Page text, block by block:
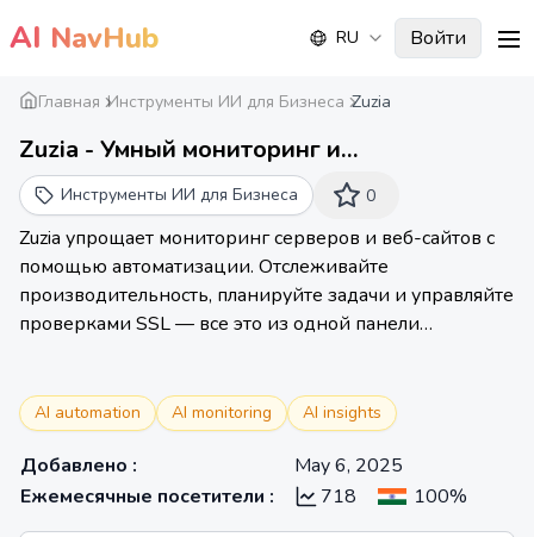
AI NavHub RU Войти
Главная Инструменты ИИ для Бизнеса Zuzia
Zuzia - Умный мониторинг и
автоматизация для серверов и веб-сайтов
Инструменты ИИ для Бизнеса 0
Zuzia упрощает мониторинг серверов и веб-сайтов с
помощью автоматизации. Отслеживайте
производительность, планируйте задачи и управляйте
проверками SSL — все это из одной панели
AI automation AI monitoring AI insights
Добавлено :
May 6, 2025
Ежемесячные посетители : 718 100%